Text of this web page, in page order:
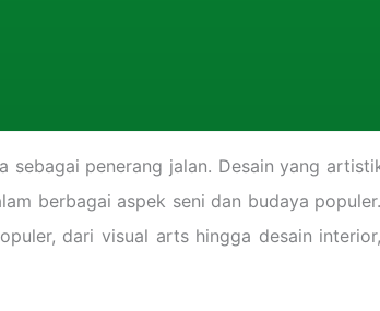
penerang jalan. Desain yang
berbagai aspek seni dan budaya
dari visual arts hingga desain